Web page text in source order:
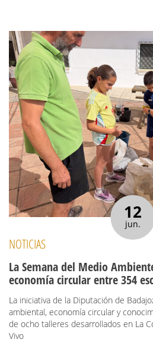
12
jun.
NOTICIAS
La Semana del Medio
economía circular entre 354
La iniciativa de la Diputación de
ambiental, economía circular y
de ocho talleres desarrollados en La
Vivo